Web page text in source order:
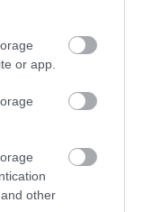
or app.
other
utazások